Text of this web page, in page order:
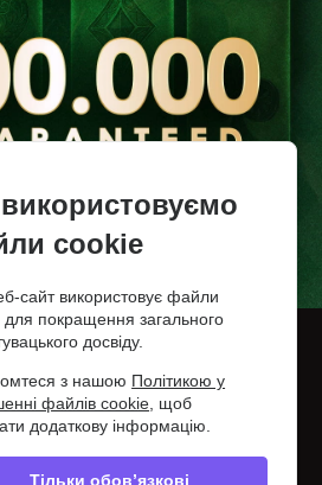
Sunderland
East, Day 1A, Hold'em, Re-entry,50
150£
Sunderland
Day 1D, Hold'em, Re-entry,
Підтримка
FAQ
Сообщить об ошибке
Privacy policy
cookie
сайт використовує файли
покращення загального
досвіду.
з нашою Політикою у
файлів cookie, щоб
додаткову інформацію.
Тільки обов’язкові